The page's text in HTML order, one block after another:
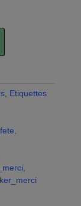
A
e
a
v
e
, Etiquettes